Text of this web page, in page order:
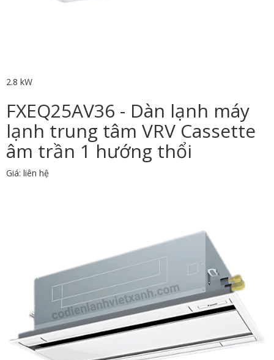
2.8 kW
FXEQ25AV36 - Dàn lạnh máy
lạnh trung tâm VRV Cassette
âm trần 1 hướng thổi
Giá: liên hệ